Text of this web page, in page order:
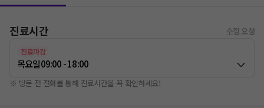
진료시간 수정 요청
진료마감
목요일09:00 - 18:00
※ 방문 전 전화를 통해 진료시간을 꼭 확인하세요!